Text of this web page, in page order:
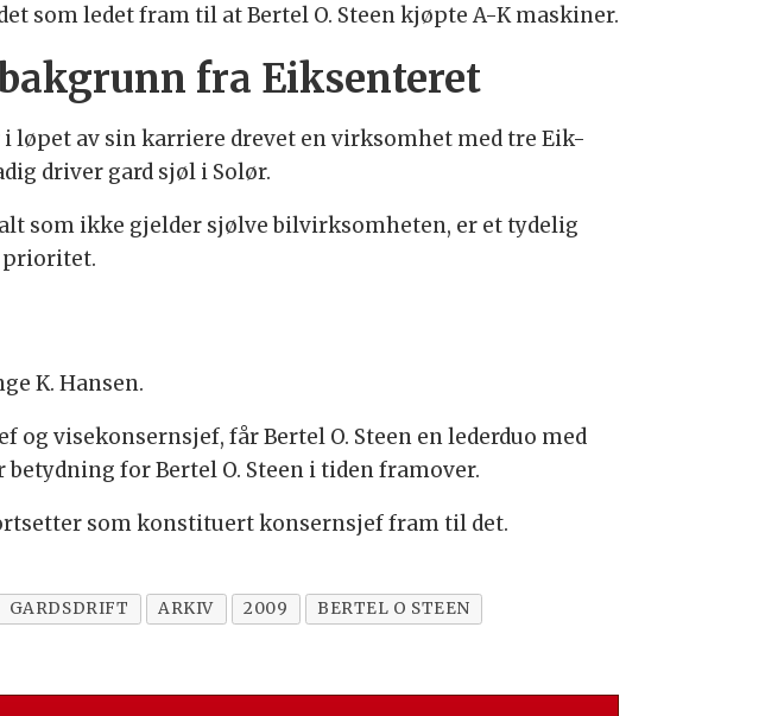
som ledet fram til at Bertel O. Steen kjøpte A-K maskiner.
fra Eiksenteret
i løpet av sin karriere drevet en virksomhet med tre Eik-
driver gard sjøl i Solør.
som ikke gjelder sjølve bilvirksomheten, er et tydelig
prioritet.
K. Hansen.
visekonsernsjef, får Bertel O. Steen en lederduo med
for Bertel O. Steen i tiden framover.
som konstituert konsernsjef fram til det.
GARDSDRIFT ARKIV 2009 BERTEL O STEEN